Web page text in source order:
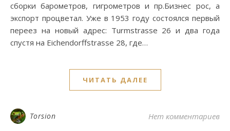
сборки барометров, гигрометров и пр.Бизнес рос, а
экспорт процветал. Уже в 1953 году состоялся первый
переез на новый адрес: Turmstrasse 26 и два года
спустя на Eichendorffstrasse 28, где…
ЧИТАТЬ ДАЛЕЕ
Torsion Нет комментариев